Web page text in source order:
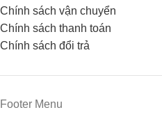
Chính sách vận chuyển
Chính sách thanh toán
Chính sách đổi trả
Footer Menu